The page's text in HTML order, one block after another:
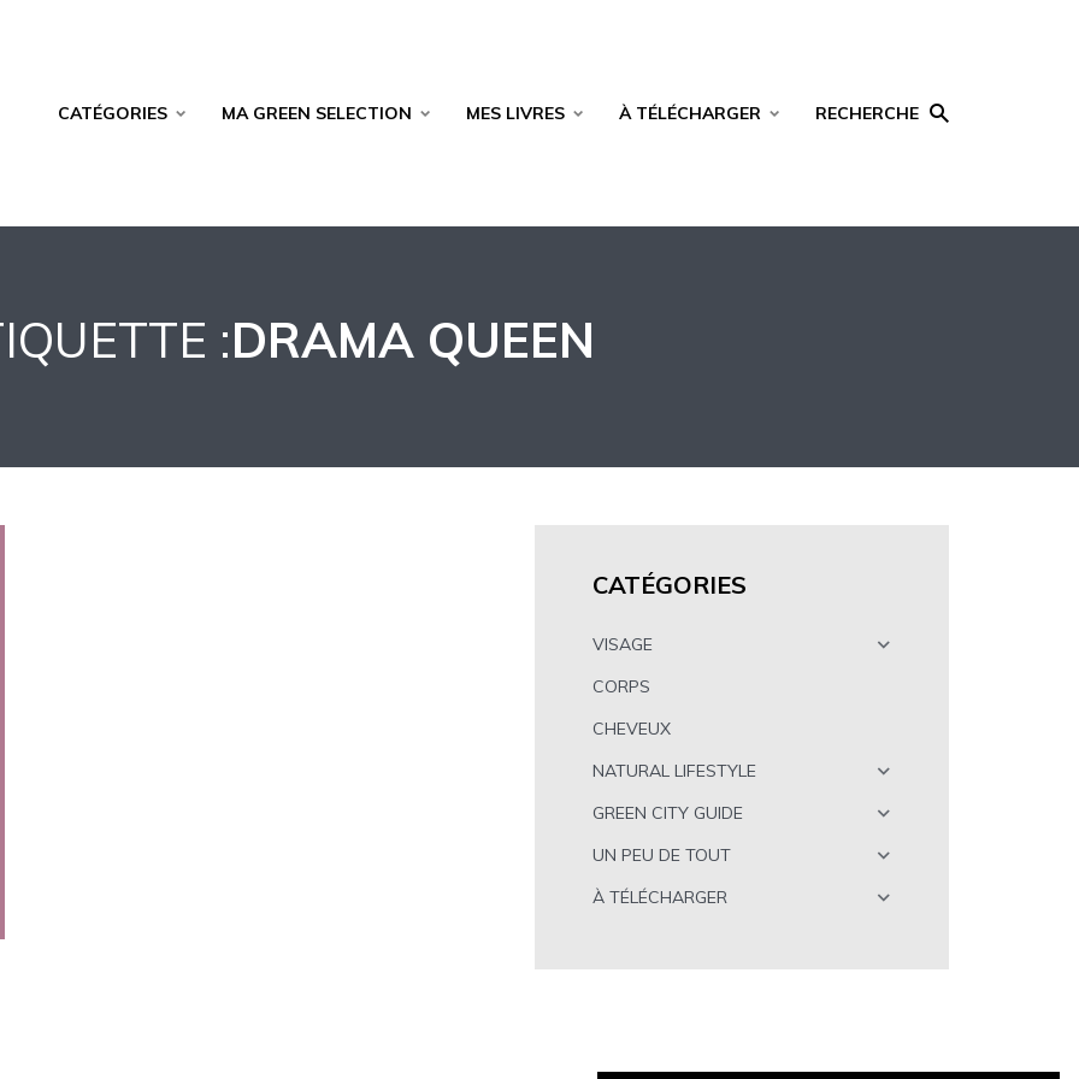
CATÉGORIES MA GREEN SELECTION MES LIVRES À TÉLÉCHARGER RECHERCHE
:DRAMA QUEEN
CATÉGORIES
VISAGE
CORPS
CHEVEUX
NATURAL LIFESTYLE
GREEN CITY GUIDE
UN PEU DE TOUT
À TÉLÉCHARGER